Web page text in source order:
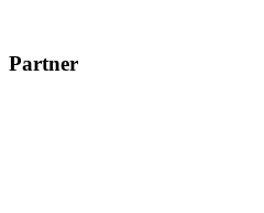
Partner